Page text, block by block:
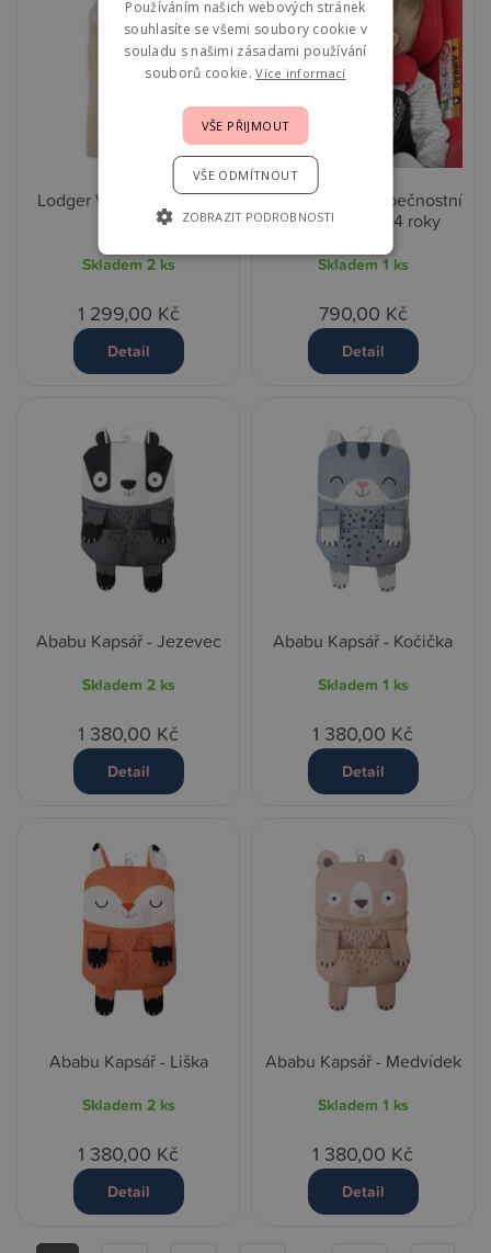
Lodger Wrapper Teddy -
Skladem 2 ks
1 299,00 Kč
Detail
5 Point Plus Bezpečnostní
systém - 0,5 - 4 roky
Skladem 1 ks
790,00 Kč
Detail
Ababu Kapsář - Jezevec
Skladem 2 ks
1 380,00 Kč
Detail
Ababu Kapsář - Kočička
Skladem 1 ks
1 380,00 Kč
Detail
Ababu Kapsář - Liška
Skladem 2 ks
1 380,00 Kč
Detail
Ababu Kapsář - Medvídek
Skladem 1 ks
1 380,00 Kč
Detail
Používáním našich webových stránek
souhlasíte se všemi soubory cookie v
souladu s našimi zásadami používání
souborů cookie.Více informací
VŠE PŘIJMOUT
VŠE ODMÍTNOUT
ZOBRAZIT PODROBNOSTI